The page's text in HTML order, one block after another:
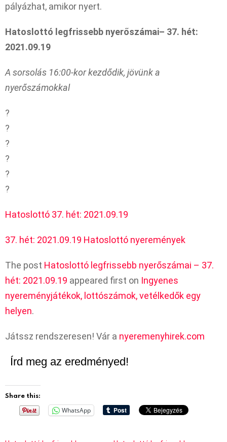
pályázhat, amikor nyert.
Hatoslottó legfrissebb nyerőszámai– 37. hét:
2021.09.19
A sorsolás 16:00-kor kezdődik, jövünk a
nyerőszámokkal
?
?
?
?
?
?
Hatoslottó 37. hét: 2021.09.19
37. hét: 2021.09.19 Hatoslottó nyeremények
The post Hatoslottó legfrissebb nyerőszámai – 37.
hét: 2021.09.19 appeared first on Ingyenes
nyereményjátékok, lottószámok, vetélkedők egy
helyen.
Játssz rendszeresen! Vár a nyeremenyhirek.com
Írd meg az eredményed!
Share this:
WhatsApp